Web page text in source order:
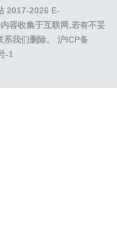
2017-2026 E-
容收集于互联网,若有不妥
我们删除。 沪ICP备
-1